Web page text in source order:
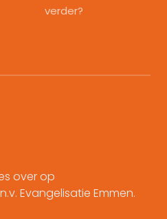
verder?
over op
Evangelisatie Emmen.